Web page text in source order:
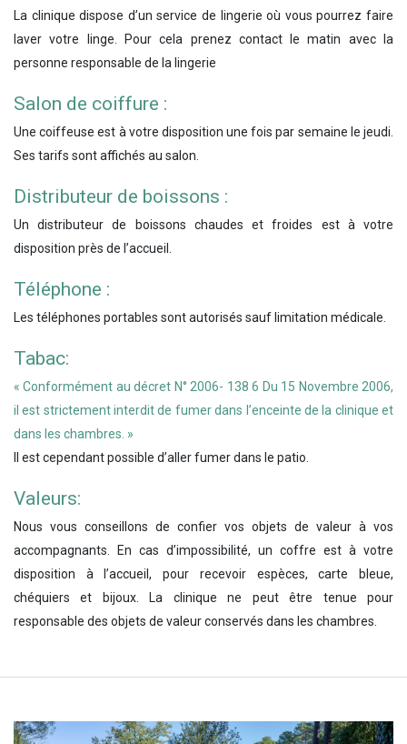
La clinique dispose d’un service de lingerie où vous pourrez faire
laver votre linge. Pour cela prenez contact le matin avec la
personne responsable de la lingerie
Salon de coiffure :
Une coiffeuse est à votre disposition une fois par semaine le jeudi.
Ses tarifs sont affichés au salon.
Distributeur de boissons :
Un distributeur de boissons chaudes et froides est à votre
disposition près de l’accueil.
Téléphone :
Les téléphones portables sont autorisés sauf limitation médicale.
Tabac:
« Conformément au décret N° 2006- 138 6 Du 15 Novembre 2006,
il est strictement interdit de fumer dans l’enceinte de la clinique et
dans les chambres. »
Il est cependant possible d’aller fumer dans le patio.
Valeurs:
Nous vous conseillons de confier vos objets de valeur à vos
accompagnants. En cas d’impossibilité, un coffre est à votre
disposition à l’accueil, pour recevoir espèces, carte bleue,
chéquiers et bijoux. La clinique ne peut être tenue pour
responsable des objets de valeur conservés dans les chambres.